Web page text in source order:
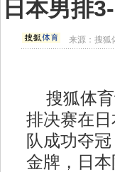
日本男排
来源：搜狐
搜狐体育
排决赛在
队成功夺
金牌，日